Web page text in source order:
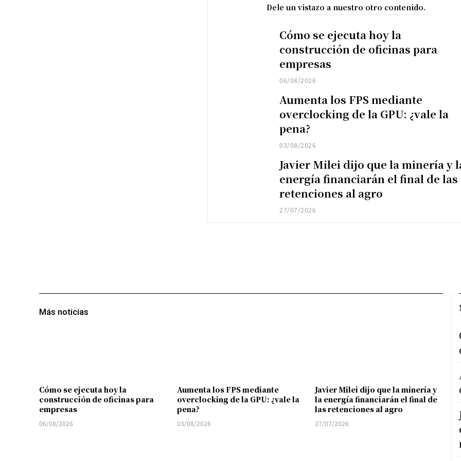
Dele un vistazo a nuestro otro contenido.
Cómo se ejecuta hoy la
construcción de oficinas para
empresas
06/08/2026
Aumenta los FPS mediante
overclocking de la GPU: ¿vale la
pena?
03/08/2026
Javier Milei dijo que la minería y
energía financiarán el final de las
retenciones al agro
27/07/2026
Más noticias
Cómo se ejecuta hoy la
construcción de oficinas para
empresas
06/08/2026
Aumenta los FPS mediante
overclocking de la GPU: ¿vale la
pena?
03/08/2026
Javier Milei dijo que la minería y
la energía financiarán el final de
las retenciones al agro
27/07/2026